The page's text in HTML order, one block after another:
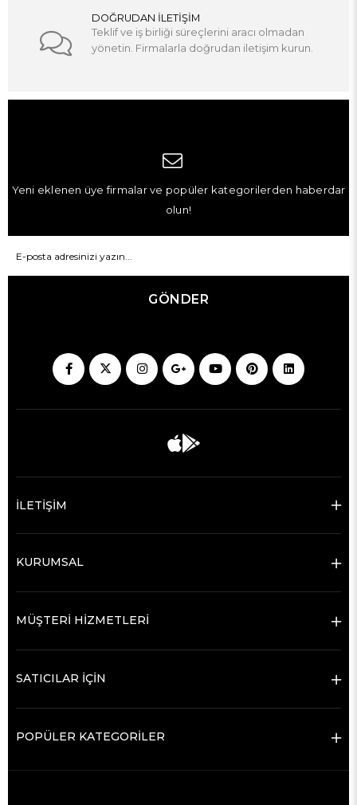
DOĞRUDAN İLETİŞİM
Teklif ve iş birliği süreçlerini aracı olmadan
yönetin. Firmalarla doğrudan iletişim kurun.
Yeni eklenen üye firmalar ve popüler kategorilerden haberdar
olun!
GÖNDER
İLETİŞİM
KURUMSAL
MÜŞTERİ HİZMETLERİ
SATICILAR İÇİN
POPÜLER KATEGORİLER